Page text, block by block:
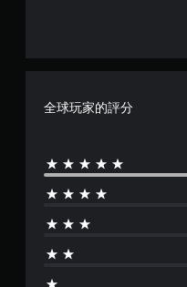
全球玩家的評分